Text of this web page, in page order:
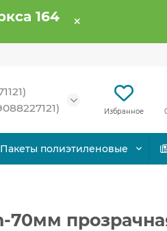
164
Избранное
Пакеты полиэтиленовые